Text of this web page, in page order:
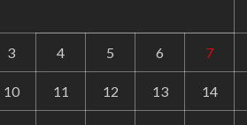
3 4 5 6 7
10 11 12 13 14